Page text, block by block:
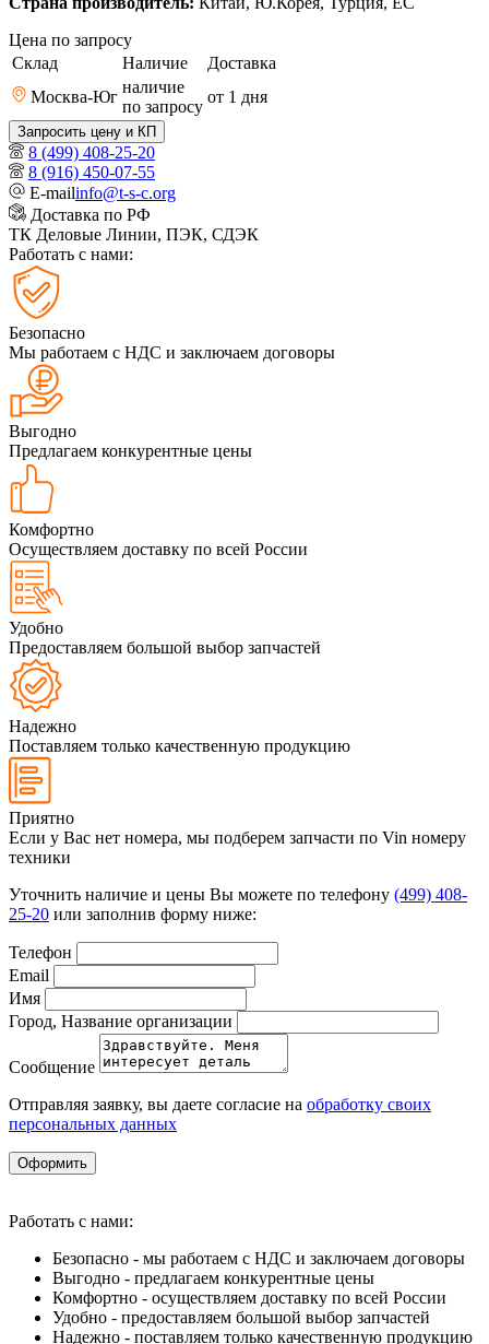
Цена по запросу
Склад
Наличие
Доставка
Москва-Юг
наличие
по запросу
от 1 дня
Запросить цену и КП
8 (499) 408-25-20
8 (916) 450-07-55
E-mailinfo@t-s-c.org
Доставка по РФ
ТК Деловые Линии, ПЭК, СДЭК
Работать с нами:
Безопасно
Мы работаем с НДС и заключаем договоры
Выгодно
Предлагаем конкурентные цены
Комфортно
Осуществляем доставку по всей России
Удобно
Предоставляем большой выбор запчастей
Надежно
Поставляем только качественную продукцию
Приятно
Если у Вас нет номера, мы подберем запчасти по Vin номеру
техники
Уточнить наличие и цены Вы можете по телефону (499) 408-
25-20 или заполнив форму ниже:
Телефон
Email
Имя
Город, Название организации
Сообщение
Отправляя заявку, вы даете согласие на обработку своих
персональных данных
Оформить
Работать с нами:
Безопасно - мы работаем с НДС и заключаем договоры
Выгодно - предлагаем конкурентные цены
Комфортно - осуществляем доставку по всей России
Удобно - предоставляем большой выбор запчастей
Надежно - поставляем только качественную продукцию